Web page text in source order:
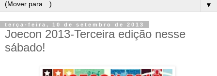
▼
terça-feira, 10 de setembro de 2013
Joecon 2013-Terceira edição nesse
sábado!